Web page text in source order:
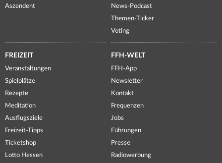
Aszendent
News-Podcast
Themen-Ticker
Voting
FREIZEIT
Veranstaltungen
Spielplätze
Rezepte
Meditation
Ausflugsziele
Freizeit-Tipps
Ticketshop
Lotto Hessen
FFH-WELT
FFH-App
Newsletter
Kontakt
Frequenzen
Jobs
Führungen
Presse
Radiowerbung